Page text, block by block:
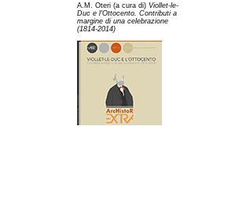
A.M. Oteri (a cura di) Viollet-le-
Duc e l'Ottocento. Contributi a
margine di una celebrazione
(1814-2014)